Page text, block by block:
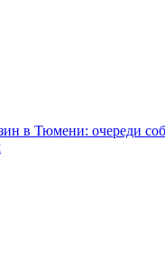
в Тюмени: очереди